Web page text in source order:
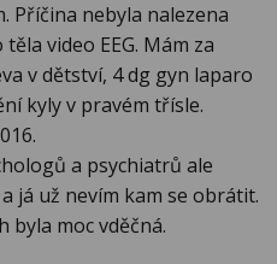
Příčina nebyla nalezena
video EEG. Mám za
v dětství, 4 dg gyn laparo
kyly v pravém třísle.
a psychiatrů ale
já už nevím kam se obrátit.
byla moc vděčná.